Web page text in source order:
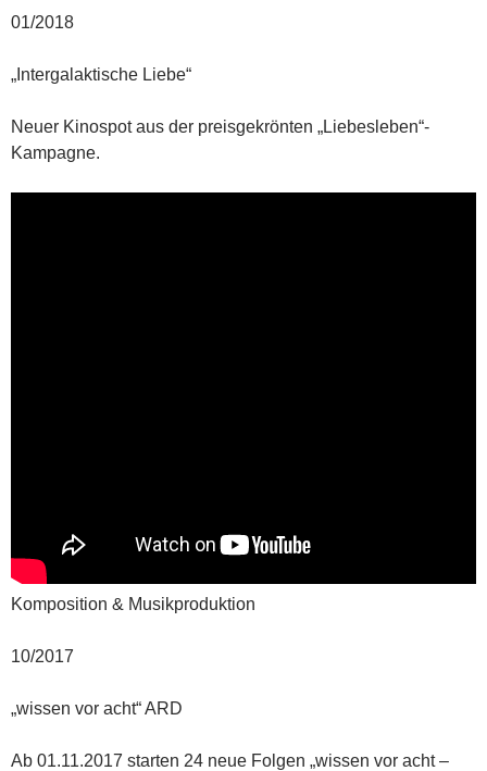
01/2018
„Intergalaktische Liebe“
Neuer Kinospot aus der preisgekrönten „Liebesleben“-
Kampagne.
Komposition & Musikproduktion
10/2017
„wissen vor acht“ ARD
Ab 01.11.2017 starten 24 neue Folgen „wissen vor acht –